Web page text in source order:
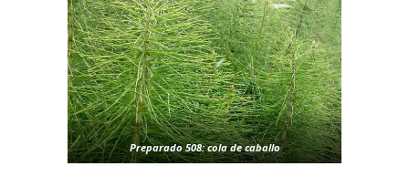
Preparado 508: cola de caballo